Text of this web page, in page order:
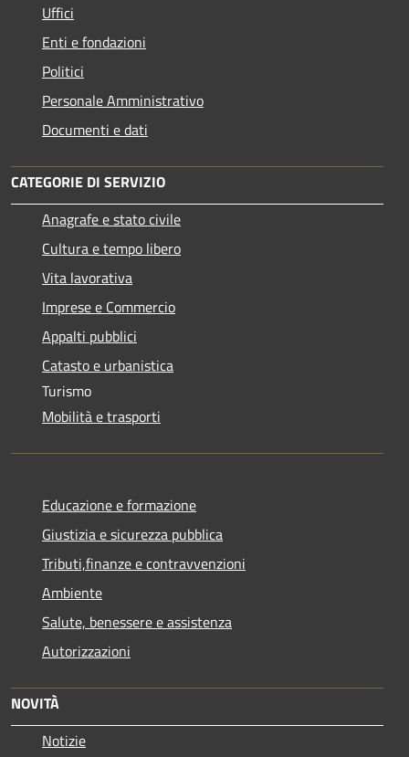
Uffici
Enti e fondazioni
Politici
Personale Amministrativo
Documenti e dati
CATEGORIE DI SERVIZIO
Anagrafe e stato civile
Cultura e tempo libero
Vita lavorativa
Imprese e Commercio
Appalti pubblici
Catasto e urbanistica
Turismo
Mobilità e trasporti
Educazione e formazione
Giustizia e sicurezza pubblica
Tributi,finanze e contravvenzioni
Ambiente
Salute, benessere e assistenza
Autorizzazioni
NOVITÀ
Notizie